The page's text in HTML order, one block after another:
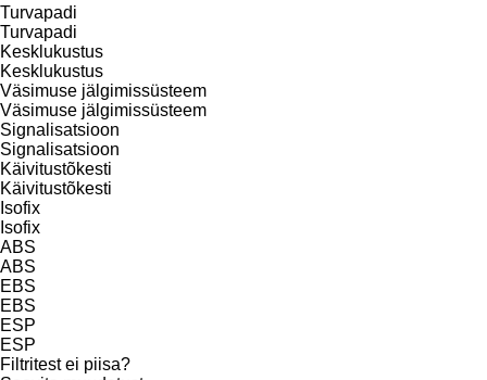
Turvapadi
Turvapadi
Kesklukustus
Kesklukustus
Väsimuse jälgimissüsteem
Väsimuse jälgimissüsteem
Signalisatsioon
Signalisatsioon
Käivitustõkesti
Käivitustõkesti
Isofix
Isofix
ABS
ABS
EBS
EBS
ESP
ESP
Filtritest ei piisa?